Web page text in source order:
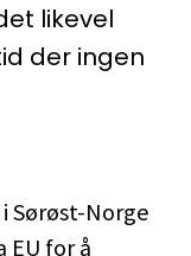
likevel
der ingen
Sørøst-Norge
for å